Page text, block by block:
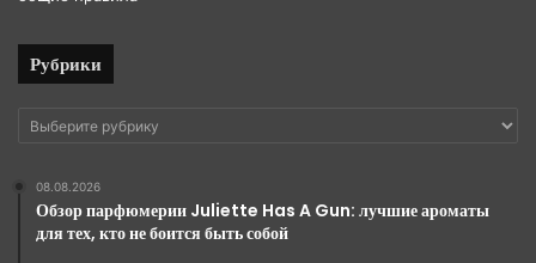
Рубрики
Рубрики
08.08.2026
Обзор парфюмерии Juliette Has A Gun: лучшие ароматы
для тех, кто не боится быть собой